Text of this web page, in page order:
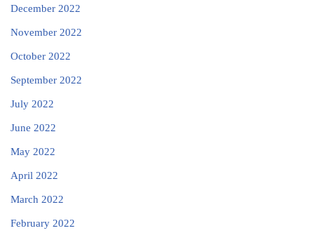
December 2022
November 2022
October 2022
September 2022
July 2022
June 2022
May 2022
April 2022
March 2022
February 2022